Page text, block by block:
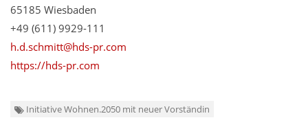
65185 Wiesbaden
+49 (611) 9929-111
h.d.schmitt@hds-pr.com
https://hds-pr.com
Initiative Wohnen.2050 mit neuer Vorständin